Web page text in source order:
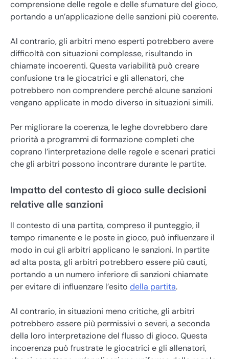
comprensione delle regole e delle sfumature del gioco,
portando a un’applicazione delle sanzioni più coerente.
Al contrario, gli arbitri meno esperti potrebbero avere
difficoltà con situazioni complesse, risultando in
chiamate incoerenti. Questa variabilità può creare
confusione tra le giocatrici e gli allenatori, che
potrebbero non comprendere perché alcune sanzioni
vengano applicate in modo diverso in situazioni simili.
Per migliorare la coerenza, le leghe dovrebbero dare
priorità a programmi di formazione completi che
coprano l’interpretazione delle regole e scenari pratici
che gli arbitri possono incontrare durante le partite.
Impatto del contesto di gioco sulle decisioni
relative alle sanzioni
Il contesto di una partita, compreso il punteggio, il
tempo rimanente e le poste in gioco, può influenzare il
modo in cui gli arbitri applicano le sanzioni. In partite
ad alta posta, gli arbitri potrebbero essere più cauti,
portando a un numero inferiore di sanzioni chiamate
per evitare di influenzare l’esito della partita.
Al contrario, in situazioni meno critiche, gli arbitri
potrebbero essere più permissivi o severi, a seconda
della loro interpretazione del flusso di gioco. Questa
incoerenza può frustrate le giocatrici e gli allenatori,